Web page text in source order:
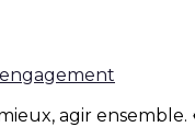
agir